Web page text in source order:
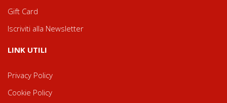
Gift Card
Iscriviti alla Newsletter
LINK UTILI
Privacy Policy
Cookie Policy